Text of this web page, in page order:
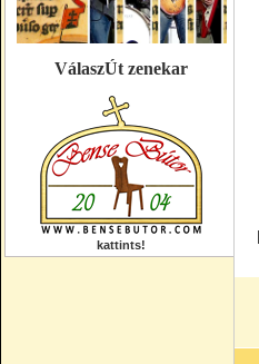
VálaszÚt zenekar
kattints!